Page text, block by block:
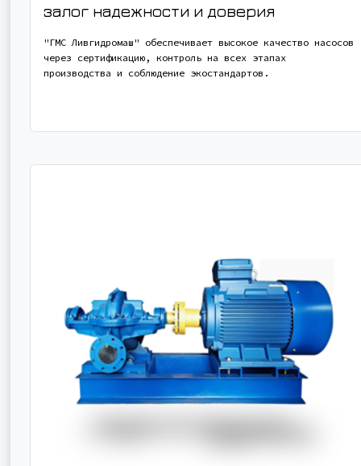
залог надежности и доверия
"ГМС Ливгидромаш" обеспечивает высокое качество насосов
через сертификацию, контроль на всех этапах
производства и соблюдение экостандартов.